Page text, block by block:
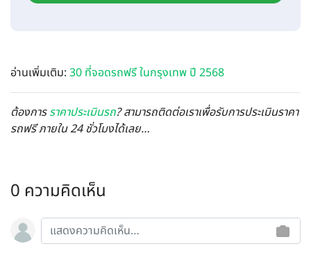
อ่านเพิ่มเติม: 30 ที่จอดรถฟรี ในกรุงเทพ ปี 2568
ต้องการราคาประเมินรถ? สามารถติดต่อเราเพื่อรับการประเมินราคา
รถฟรี ภายใน 24 ชั่วโมงได้เลย…
0 ความคิดเห็น